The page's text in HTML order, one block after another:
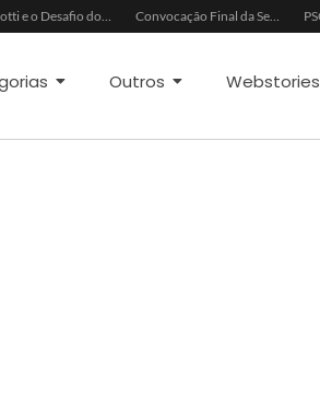
Ancelotti e o Desafio dos Goleiros na Seleção Convocação Final da Seleção Brasileira para a Copa do Mundo 2026
Outros Webstories